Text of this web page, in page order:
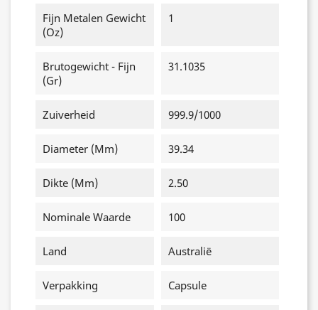
Fijn Metalen Gewicht
(oz)
1
Brutogewicht - Fijn
(gr)
31.1035
Zuiverheid 999.9/1000
Diameter (mm) 39.34
Dikte (mm) 2.50
Nominale Waarde 100
Land Australië
Verpakking Capsule